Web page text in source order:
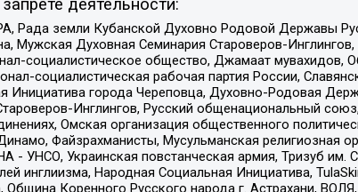
деятельности:
Рада земли Кубанской Духовно Родовой Державы
Мужская Духовная Семинария Староверов-
социалистическое общество, Джамаат
социалистическая рабочая партия России,
Инициатива города Череповца, Духовно-Родовая
Инглингов, Русский общенациональный
Омская организация общественного
Файзрахманисты, Мусульманская религиозная
- УНСО, Украинская повстанческая армия, Тризуб им.
инглиизма, Народная Социальная Инициатива,
Коренного Русского народа г. Астрахани,